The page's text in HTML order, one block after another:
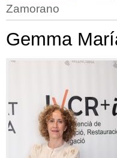
Zamorano
Gemma